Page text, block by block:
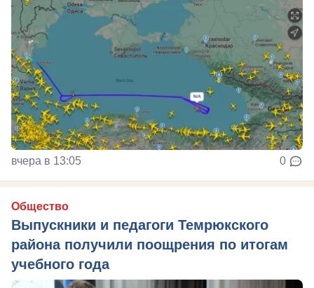
вчера в 13:05 0
Общество
Выпускники и педагоги Темрюкского
района получили поощрения по итогам
учебного года